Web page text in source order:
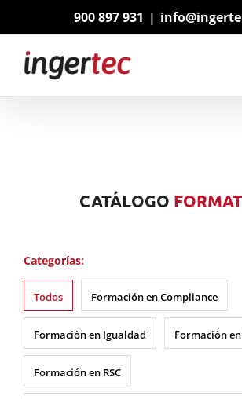
900 897 931 |
CATÁLOGO
Categorías:
Todos Formación en Compliance
Formación en Igualdad Formación
Formación en RSC